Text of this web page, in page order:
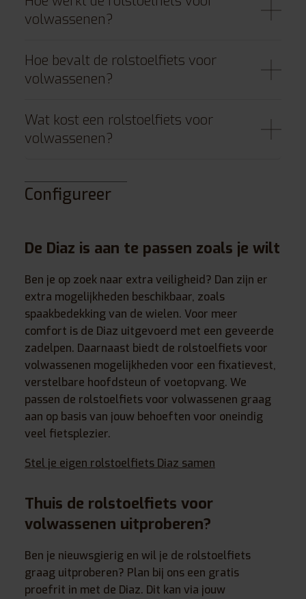
volwassenen?
Hoe bevalt de rolstoelfiets voor
volwassenen?
Wat kost een rolstoelfiets voor
volwassenen?
Configureer
De Diaz is aan te passen zoals je wilt
Ben je op zoek naar extra veiligheid? Dan zijn er
extra mogelijkheden beschikbaar, zoals
spaakbedekking van de wielen. Voor meer
comfort is de Diaz uitgevoerd met een geveerde
zadelpen. Daarnaast biedt de rolstoelfiets voor
volwassenen mogelijkheden voor een fixatievest,
verstelbare hoofdsteun of voetopvang. We
passen de rolstoelfiets voor volwassenen graag
aan op basis van jouw behoeften voor oneindig
veel fietsplezier.
Stel je eigen rolstoelfiets Diaz samen
Thuis de rolstoelfiets voor
volwassenen uitproberen?
Ben je nieuwsgierig en wil je de rolstoelfiets
graag uitproberen? Plan bij ons een gratis
proefrit in met de Diaz. Dit kan via jouw